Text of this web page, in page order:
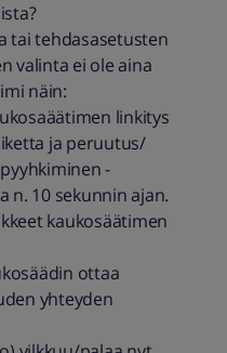
tai tehdasasetusten
valinta ei ole aina
näin:
linkitys
ja peruutus/
-
n. 10 sekunnin ajan.
kaukosäätimen
ottaa
yhteyden